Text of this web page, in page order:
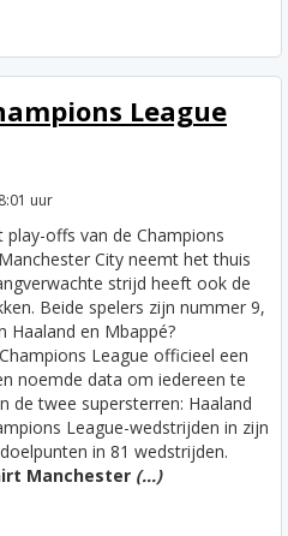
League
uur
offs van de Champions
City neemt het thuis
strijd heeft ook de
Beide spelers zijn nummer 9,
Haaland en Mbappé?
League officieel een
noemde data om iedereen te
de twee supersterren: Haaland
League-wedstrijden in zijn
in 81 wedstrijden.
Manchester (...)